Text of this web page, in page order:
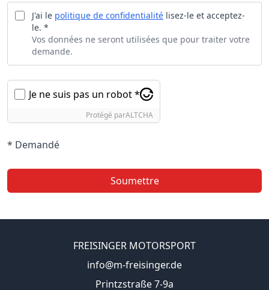
J'ai le politique de confidentialité lisez-le et acceptez-
le. *
Vos données ne seront utilisées que pour traiter votre
demande.
Je ne suis pas un robot *
Protégé parALTCHA
* Demandé
Soumettre
FREISINGER MOTORSPORT
info@m-freisinger.de
Printzstraße 7-9a